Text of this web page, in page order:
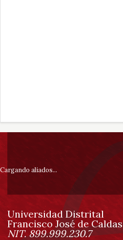
Información
pie
de
página
Cargando aliados...
Información
Universidad Distrital
Francisco José de Caldas
NIT. 899.999.230.7